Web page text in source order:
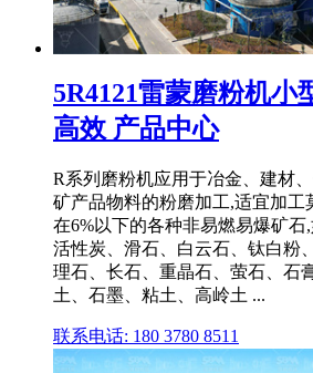
5R4121雷蒙磨粉机小
高效 产品中心
R系列磨粉机应用于冶金、建材
矿产品物料的粉磨加工,适宜加工
在6%以下的各种非易燃易爆矿石,
活性炭、滑石、白云石、钛白粉
理石、长石、重晶石、萤石、石
土、石墨、粘土、高岭土 ...
联系电话: 180 3780 8511